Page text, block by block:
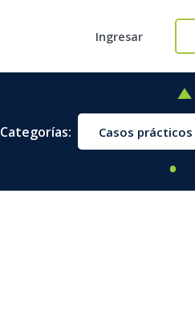
Ingresar
Categorías: Casos prácticos